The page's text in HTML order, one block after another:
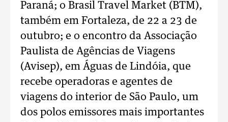
Paraná; o Brasil Travel Market (BTM),
também em Fortaleza, de 22 a 23 de
outubro; e o encontro da Associação
Paulista de Agências de Viagens
(Avisep), em Águas de Lindóia, que
recebe operadoras e agentes de
viagens do interior de São Paulo, um
dos polos emissores mais importantes